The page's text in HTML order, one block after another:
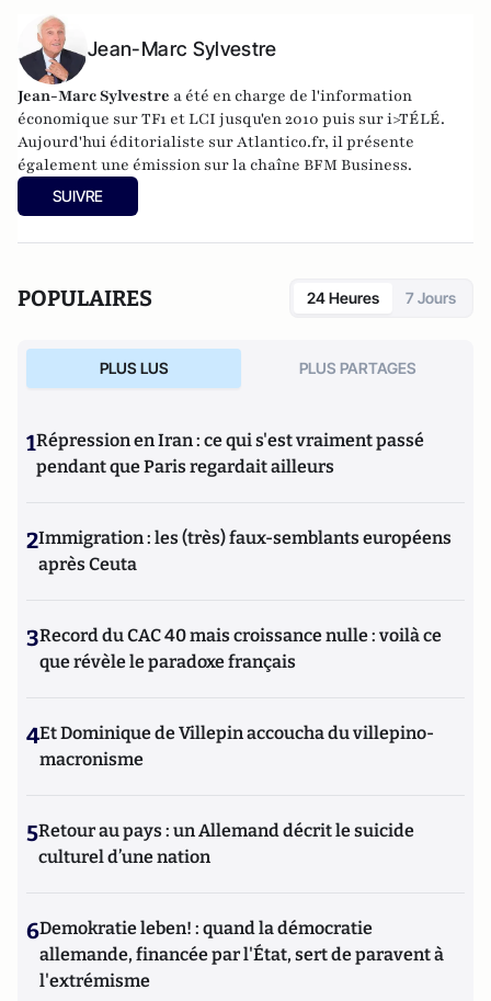
Jean-Marc Sylvestre
Jean-Marc Sylvestre a été en charge de l'information
économique sur TF1 et LCI jusqu'en 2010 puis sur i>TÉLÉ.
Aujourd'hui éditorialiste sur Atlantico.fr, il présente
également une émission sur la chaîne BFM Business.
SUIVRE
POPULAIRES 24 Heures 7 Jours
PLUS LUS PLUS PARTAGES
1Répression en Iran : ce qui s'est vraiment passé
pendant que Paris regardait ailleurs
2Immigration : les (très) faux-semblants européens
après Ceuta
3Record du CAC 40 mais croissance nulle : voilà ce
que révèle le paradoxe français
4Et Dominique de Villepin accoucha du villepino-
macronisme
5Retour au pays : un Allemand décrit le suicide
culturel d’une nation
6Demokratie leben! : quand la démocratie
allemande, financée par l'État, sert de paravent à
l'extrémisme